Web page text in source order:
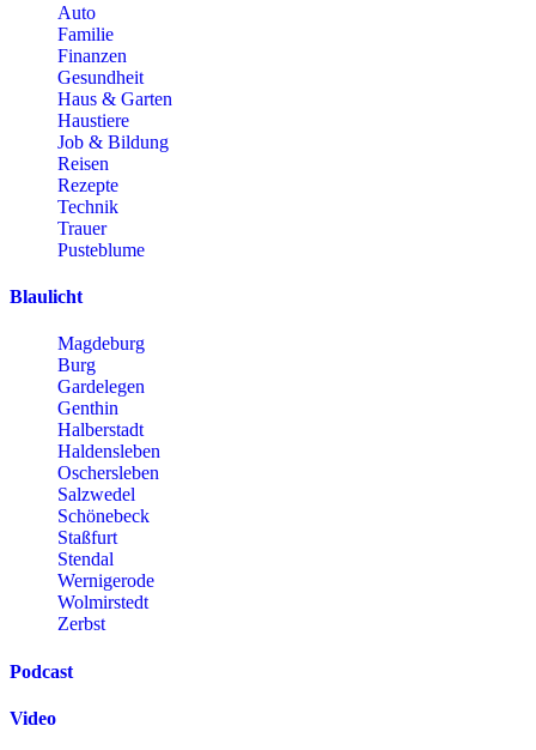
Auto
Familie
Finanzen
Gesundheit
Haus & Garten
Haustiere
Job & Bildung
Reisen
Rezepte
Technik
Trauer
Pusteblume
Blaulicht
Magdeburg
Burg
Gardelegen
Genthin
Halberstadt
Haldensleben
Oschersleben
Salzwedel
Schönebeck
Staßfurt
Stendal
Wernigerode
Wolmirstedt
Zerbst
Podcast
Video